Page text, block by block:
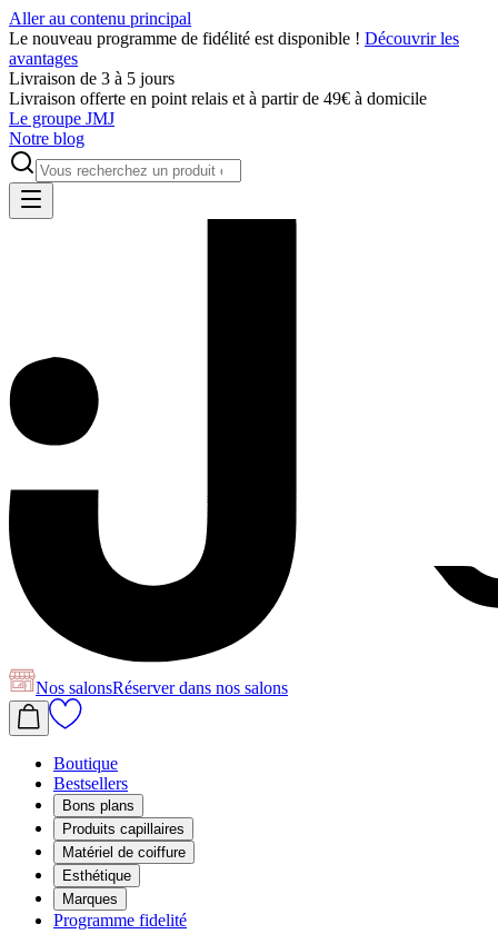
Aller au contenu principal
Le nouveau programme de fidélité est disponible ! Découvrir les
avantages
Livraison de 3 à 5 jours
Livraison offerte en point relais et à partir de 49€ à domicile
Le groupe JMJ
Notre blog
Nos salonsRéserverdans nos salons
Boutique
Bestsellers
Bons plans
Produits capillaires
Matériel de coiffure
Esthétique
Marques
Programme fidelité